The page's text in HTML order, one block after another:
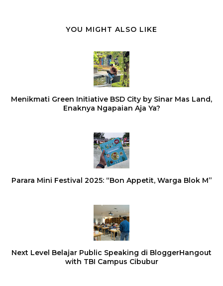
YOU MIGHT ALSO LIKE
Menikmati Green Initiative BSD City by Sinar Mas Land,
Enaknya Ngapaian Aja Ya?
Parara Mini Festival 2025: “Bon Appetit, Warga Blok M”
Next Level Belajar Public Speaking di BloggerHangout
with TBI Campus Cibubur